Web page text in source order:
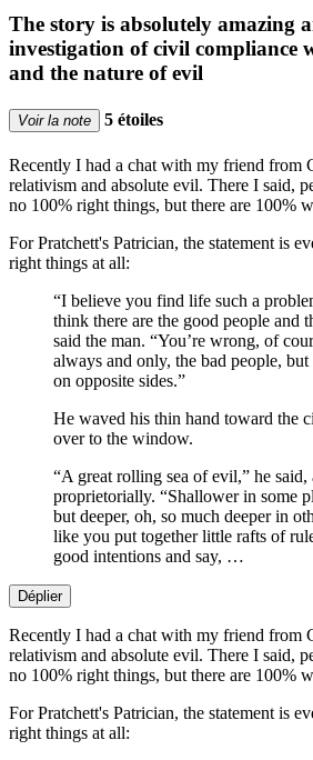
The story is absolutely amazing
investigation of civil compliance
and the nature of evil
Voir la note 5 étoiles
Recently I had a chat with my friend from
relativism and absolute evil. There I said,
no 100% right things, but there are 100%
For Pratchett's Patrician, the statement is
right things at all:
“I believe you find life such a
think there are the good people and
said the man. “You’re wrong, of
always and only, the bad people, but
on opposite sides.”
He waved his thin hand toward the
over to the window.
“A great rolling sea of evil,” he said,
proprietorially. “Shallower in some
but deeper, oh, so much deeper in
like you put together little rafts of
good intentions and say, …
Déplier
Recently I had a chat with my friend from
relativism and absolute evil. There I said,
no 100% right things, but there are 100%
For Pratchett's Patrician, the statement is
right things at all: